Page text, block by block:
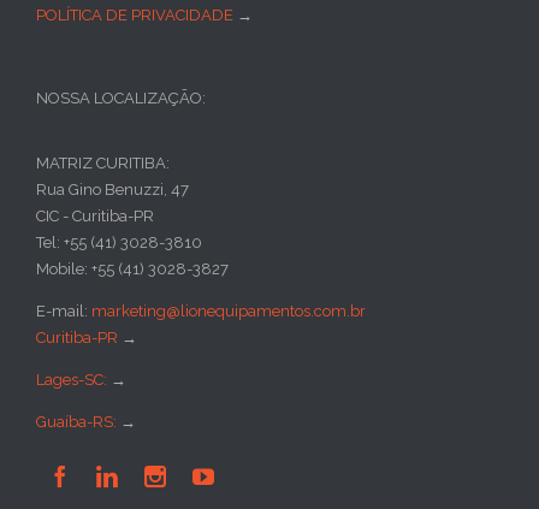
POLÍTICA DE PRIVACIDADE →
NOSSA LOCALIZAÇÃO:
MATRIZ CURITIBA:
Rua Gino Benuzzi, 47
CIC - Curitiba-PR
Tel: +55 (41) 3028-3810
Mobile: +55 (41) 3028-3827
E-mail: marketing@lionequipamentos.com.br
Curitiba-PR →
Lages-SC: →
Guaíba-RS: →
   